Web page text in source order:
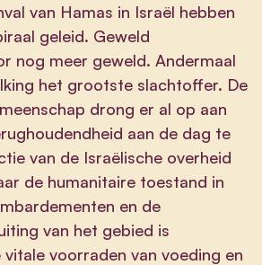
van Hamas in Israël hebben
geleid. Geweld
nog meer geweld. Andermaal
het grootste slachtoffer. De
drong er al op aan
aan de dag te
van de Israëlische overheid
de humanitaire toestand in
en de
van het gebied is
voorraden van voeding en